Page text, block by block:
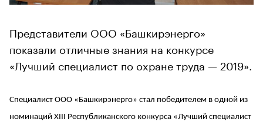
Представители ООО «Башкирэнерго»
показали отличные знания на конкурсе
«Лучший специалист по охране труда — 2019».
Специалист ООО «Башкирэнерго» стал победителем в одной из
номинаций ХIII Республиканского конкурса «Лучший специалист